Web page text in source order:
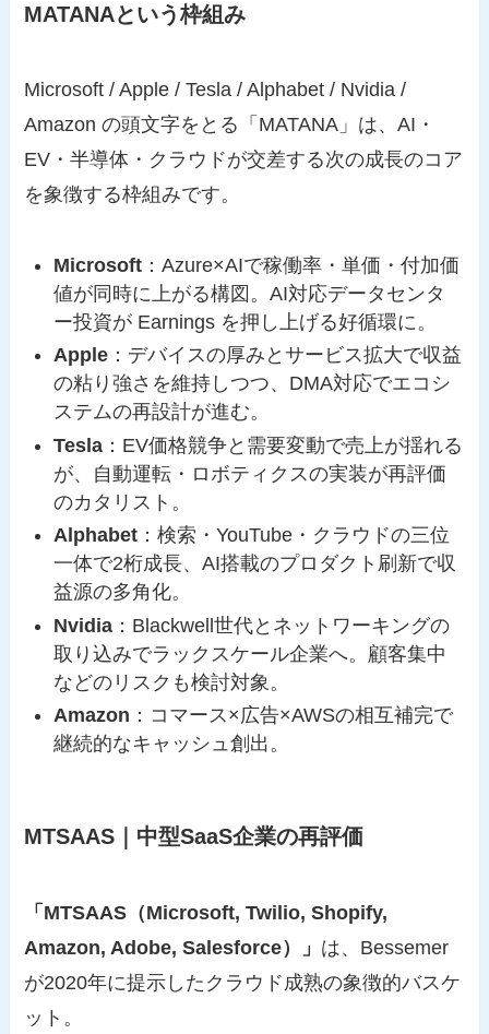
MATANAという枠組み
Microsoft / Apple / Tesla / Alphabet / Nvidia /
Amazon の頭文字をとる「MATANA」は、AI・
EV・半導体・クラウドが交差する次の成長のコア
を象徴する枠組みです。
Microsoft ：Azure×AIで稼働率・単価・付加価
値が同時に上がる構図。AI対応データセンタ
ー投資が Earnings を押し上げる好循環に。
Apple ：デバイスの厚みとサービス拡大で収益
の粘り強さを維持しつつ、DMA対応でエコシ
ステムの再設計が進む。
Tesla ：EV価格競争と需要変動で売上が揺れる
が、自動運転・ロボティクスの実装が再評価
のカタリスト。
Alphabet ：検索・YouTube・クラウドの三位
一体で2桁成長、AI搭載のプロダクト刷新で収
益源の多角化。
Nvidia ：Blackwell世代とネットワーキングの
取り込みでラックスケール企業へ。顧客集中
などのリスクも検討対象。
Amazon ：コマース×広告×AWSの相互補完で
継続的なキャッシュ創出。
MTSAAS｜中型SaaS企業の再評価
「MTSAAS（Microsoft, Twilio, Shopify,
Amazon, Adobe, Salesforce）」 は、Bessemer
が2020年に提示したクラウド成熟の象徴的バスケ
ット。